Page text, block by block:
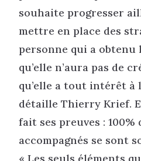
souhaite progresser
mettre en place des
personne qui a obtenu
qu’elle n’aura pas de
qu’elle a tout intérêt à
détaille Thierry Krief.
fait ses preuves : 100%
accompagnés se sont
« Les seuls éléments